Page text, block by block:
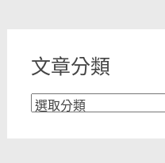
文章分類
文